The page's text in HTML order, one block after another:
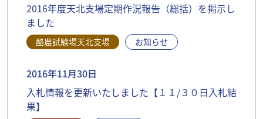
2016年度天北支場定期作況報告（総括）を掲示し
ました
酪農試験場天北支場 お知らせ
2016年11月30日
入札情報を更新いたしました【１１/３０日入札結
果】